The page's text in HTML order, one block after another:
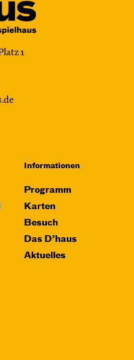
1
Informationen
Programm
Karten
Besuch
Das D’haus
Aktuelles